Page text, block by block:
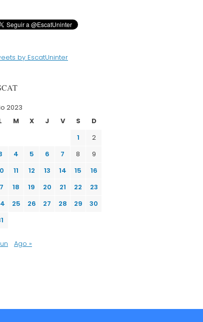
by EscatUninter
2023
M X J V S
D
1
2
4 5 6 7 8
9
11 12 13 14 15
16
18 19 20 21 22
23
25 26 27 28 29
30
Ago »